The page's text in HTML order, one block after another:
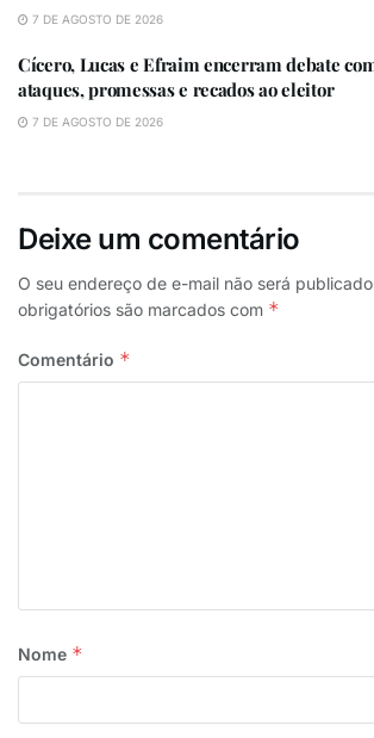
50 dólares (R$ 246).
Outros 7% mencionaram que o
que promete e é corrupto”; outros 2%
negativa de Lula”.
erro da pesquisa é de 2,2 pontos.
Tags: LULA
7 DE AGOSTO DE 2026
Cícero, Lucas e Efraim encerram debate
ataques, promessas e recados ao eleitor
7 DE AGOSTO DE 2026
Deixe um comentário
O seu endereço de e-mail não será
obrigatórios são marcados com *
Comentário *
Nome *